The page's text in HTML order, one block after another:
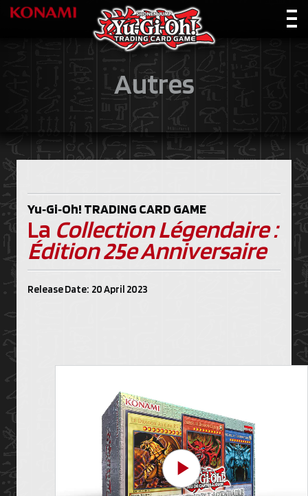
Autres
Play Video
Yu‑Gi‑Oh! TRADING CARD GAME
La Collection Légendaire :
Édition 25e Anniversaire
Release Date: 20 April 2023